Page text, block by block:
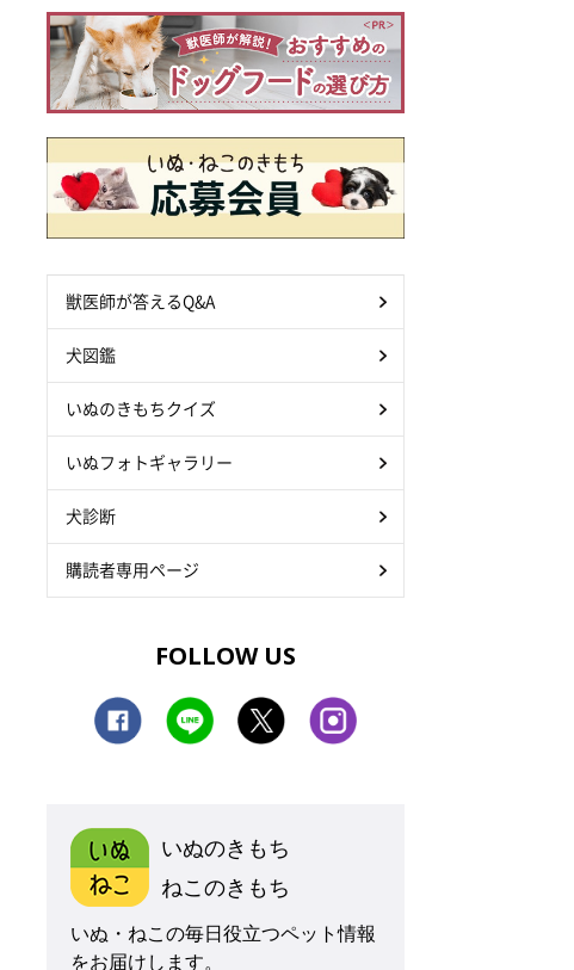
獣医師が答えるQ&A
犬図鑑
いぬのきもちクイズ
いぬフォトギャラリー
犬診断
購読者専用ページ
FOLLOW US
いぬのきもち
ねこのきもち
いぬ・ねこの毎日役立つペット情報
をお届けします。